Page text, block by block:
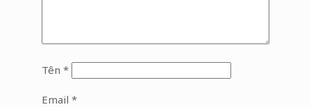
Tên *
Email *